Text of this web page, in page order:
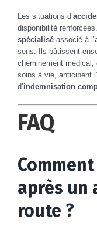
Les situations d’
disponibilité
spécialisé associé à l’
sens. Ils bâtissent
cheminement médical,
soins à vie, anticipent
d’indemnisation
FAQ
après un
route ?